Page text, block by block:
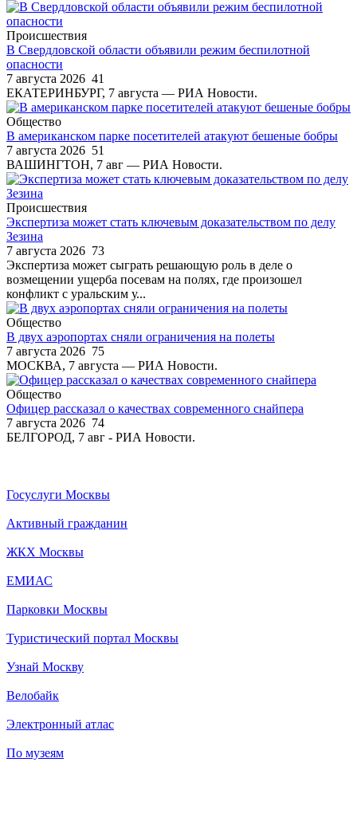
Происшествия
В Свердловской области объявили режим беспилотной
опасности
7 августа 2026 41
ЕКАТЕРИНБУРГ, 7 августа — РИА Новости.
Общество
В американском парке посетителей атакуют бешеные бобры
7 августа 2026 51
ВАШИНГТОН, 7 авг — РИА Новости.
Происшествия
Экспертиза может стать ключевым доказательством по делу
Зезина
7 августа 2026 73
Экспертиза может сыграть решающую роль в деле о
возмещении ущерба посевам на полях, где произошел
конфликт с уральским у...
Общество
В двух аэропортах сняли ограничения на полеты
7 августа 2026 75
МОСКВА, 7 августа — РИА Новости.
Общество
Офицер рассказал о качествах современного снайпера
7 августа 2026 74
БЕЛГОРОД, 7 авг - РИА Новости.
Госуслуги Москвы
Активный гражданин
ЖКХ Москвы
ЕМИАС
Парковки Москвы
Туристический портал Москвы
Узнай Москву
Велобайк
Электронный атлас
По музеям